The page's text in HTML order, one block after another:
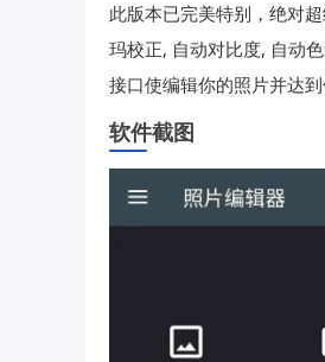
此版本已完美特别，绝对
玛校正, 自动对比度, 自动
接口使编辑你的照片并达
软件截图